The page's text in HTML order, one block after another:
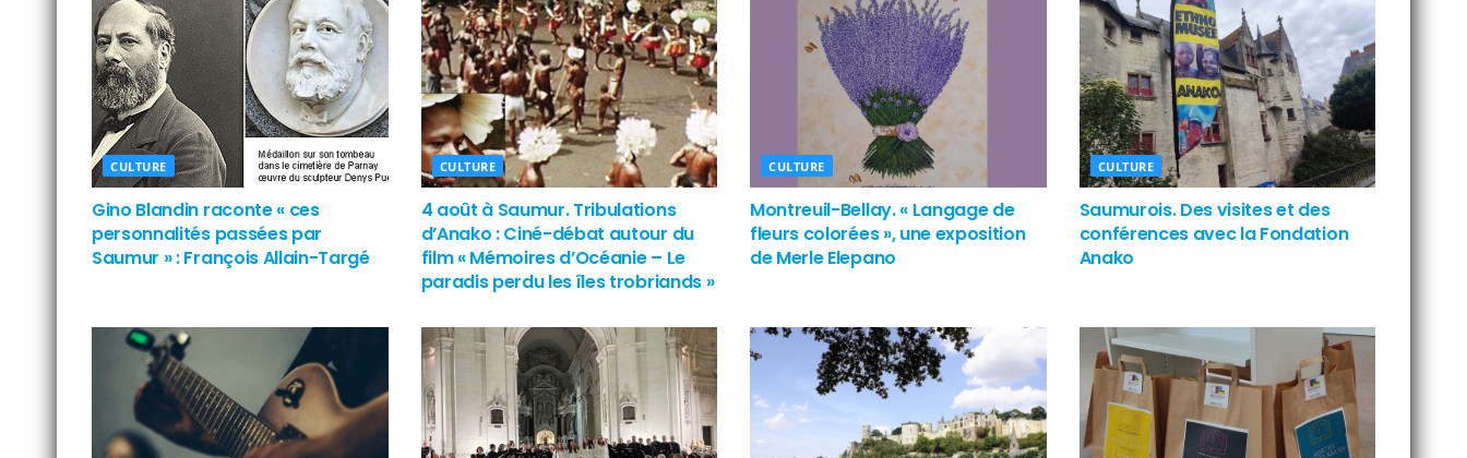
CULTURE
Gino Blandin raconte « ces
personnalités passées par
Saumur » : François Allain-Targé
CULTURE
4 août à Saumur. Tribulations
d’Anako : Ciné-débat autour du
film « Mémoires d’Océanie – Le
paradis perdu les îles trobriands »
CULTURE
Montreuil-Bellay. « Langage de
fleurs colorées », une exposition
de Merle Elepano
CULTURE
Saumurois. Des visites et des
conférences avec la Fondation
Anako